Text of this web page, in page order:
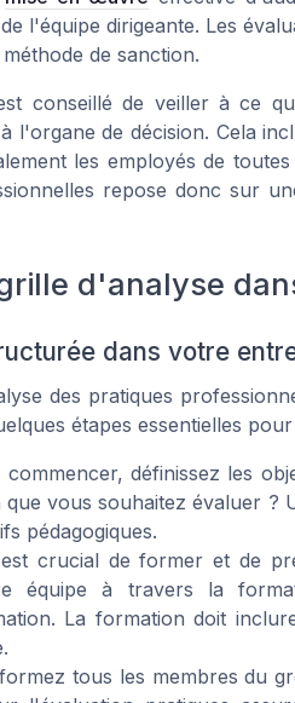
l'équipe dirigeante. Les
de sanction.
conseillé de veiller à ce
l'organe de décision. Cela
les employés de
repose donc sur
d'analyse
dans votre
des pratiques
étapes essentielles
commencer, définissez les
vous souhaitez évaluer ?
pédagogiques.
crucial de former et de
équipe à travers la
La formation doit
tous les membres du